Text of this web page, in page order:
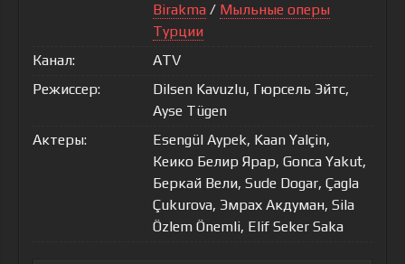
Birakma / Мыльные оперы
Турции
Канал:
ATV
Режиссер:
Dilsen Kavuzlu, Гюрсель Эйтс,
Ayse Tügen
Актеры:
Esengül Aypek, Kaan Yalçin,
Кеико Белир Ярар, Gonca Yakut,
Беркай Вели, Sude Dogar, Çagla
Çukurova, Эмрах Акдуман, Sila
Özlem Önemli, Elif Seker Saka